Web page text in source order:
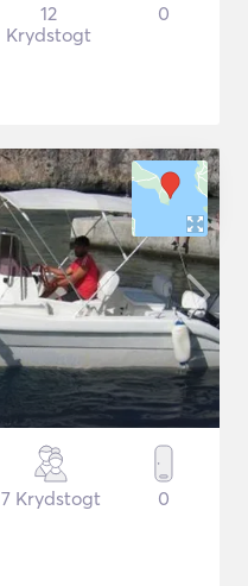
12
Krydstogt
0
7 Krydstogt 0